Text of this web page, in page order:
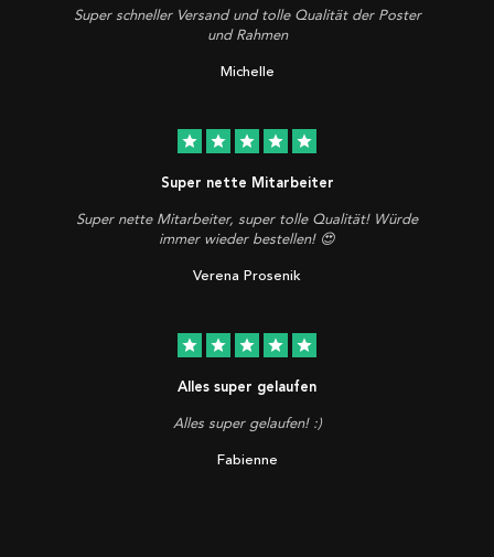
Super schneller Versand und tolle Qualität der Poster
und Rahmen
Michelle
star star star star star
Super nette Mitarbeiter
Super nette Mitarbeiter, super tolle Qualität! Würde
immer wieder bestellen! 😍
Verena Prosenik
star star star star star
Alles super gelaufen
Alles super gelaufen! :)
Fabienne